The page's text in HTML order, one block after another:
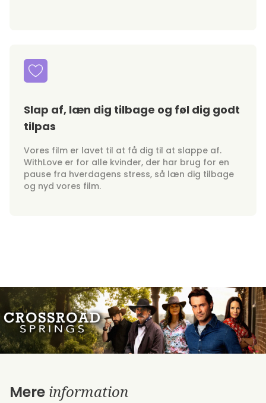
Slap af, læn dig tilbage og føl dig godt
tilpas
Vores film er lavet til at få dig til at slappe af.
WithLove er for alle kvinder, der har brug for en
pause fra hverdagens stress, så læn dig tilbage
og nyd vores film.
Mere information